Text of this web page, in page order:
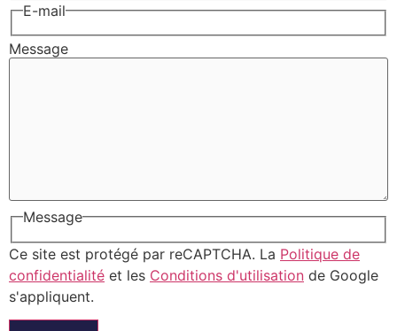
E-mail
Message
Message
Ce site est protégé par reCAPTCHA. La Politique de
confidentialité et les Conditions d'utilisation de Google
s'appliquent.